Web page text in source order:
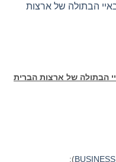
הבתולה של ארצות
הבתולה של ארצות הברית
):